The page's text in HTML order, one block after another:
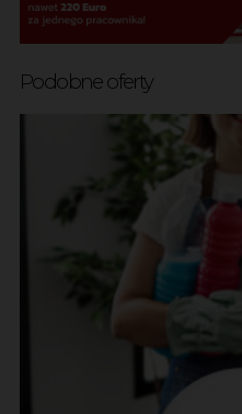
Podobne oferty